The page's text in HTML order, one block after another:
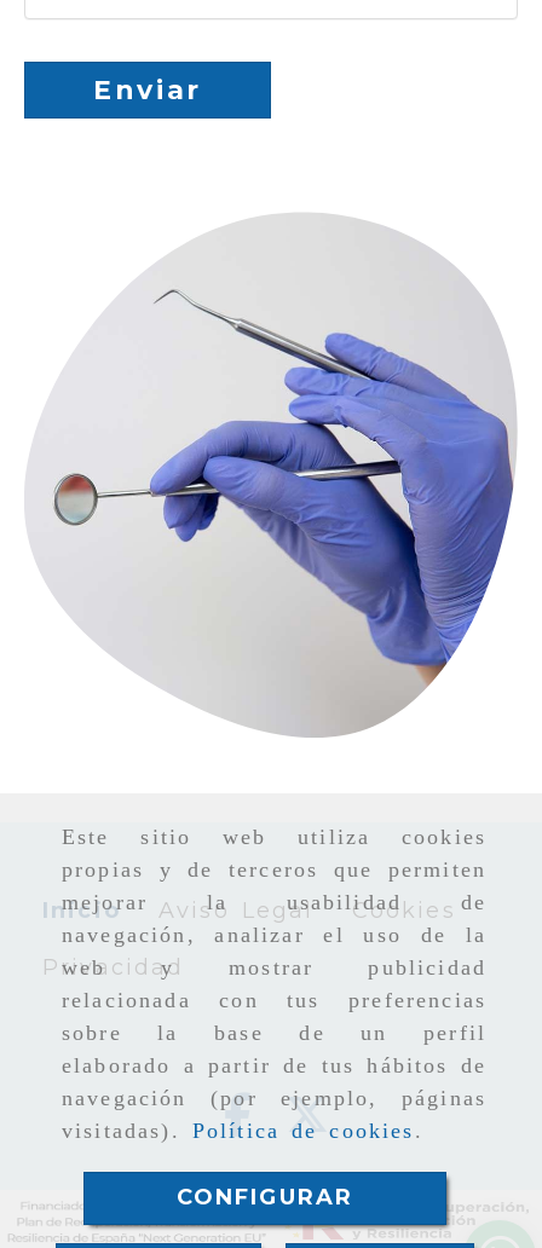
Este sitio web utiliza cookies
propias y de terceros que permiten
mejorar la usabilidad de
navegación, analizar el uso de la
web y mostrar publicidad
relacionada con tus preferencias
sobre la base de un perfil
elaborado a partir de tus hábitos de
navegación (por ejemplo, páginas
visitadas). Política de cookies .
CONFIGURAR
Enviar
Inicio Aviso Legal Cookies
Privacidad